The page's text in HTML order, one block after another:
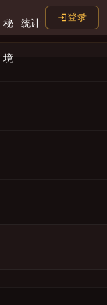
秘
境
统计
登录